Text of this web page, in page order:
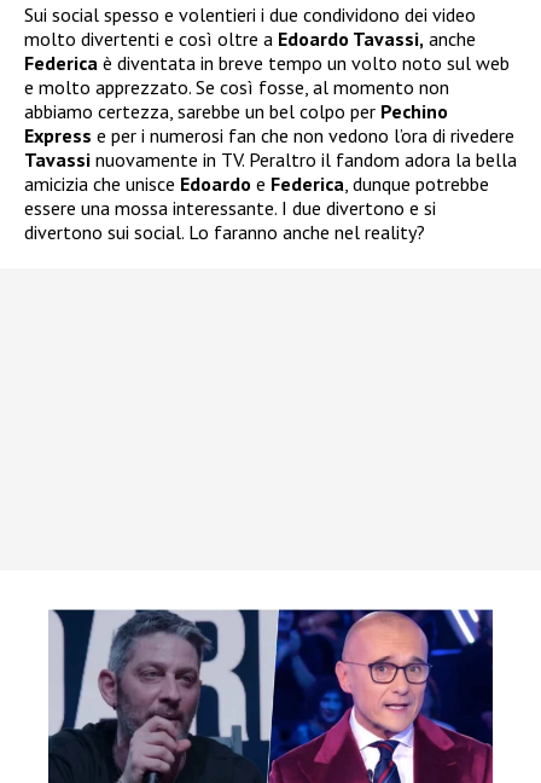
Sui social spesso e volentieri i due condividono dei video
molto divertenti e così oltre a Edoardo Tavassi, anche
Federica è diventata in breve tempo un volto noto sul web
e molto apprezzato. Se così fosse, al momento non
abbiamo certezza, sarebbe un bel colpo per Pechino
Express e per i numerosi fan che non vedono l’ora di rivedere
Tavassi nuovamente in TV. Peraltro il fandom adora la bella
amicizia che unisce Edoardo e Federica , dunque potrebbe
essere una mossa interessante. I due divertono e si
divertono sui social. Lo faranno anche nel reality?